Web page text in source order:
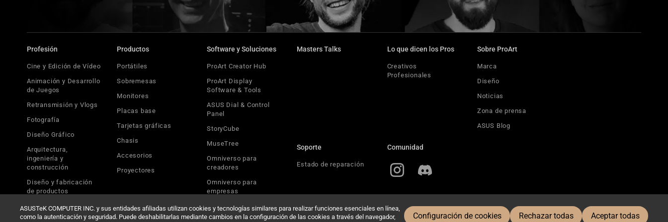
ASUSTeK COMPUTER INC. y sus entidades afiliadas utilizan cookies y tecnologías similares para realizar funciones esenciales en línea,
como la autenticación y seguridad. Puede deshabilitarlas mediante cambios en la configuración de las cookies a través del navegador,
Configuración de cookies Rechazar todas Aceptar todas
Profesión
Cine y Edición de Vídeo
Animación y Desarrollo
de Juegos
Retransmisión y Vlogs
Fotografía​
Diseño Gráfico
Arquitectura,
ingeniería y
construcción
Diseño y fabricación
de productos
Productos
Portátiles
Sobremesas
Monitores
Placas base
Tarjetas gráficas
Chasis
Accesorios
Proyectores
Software y Soluciones
ProArt Creator Hub
ProArt Display
Software & Tools
ASUS Dial & Control
Panel
StoryCube
MuseTree
Omniverso para
creadores
Omniverso para
empresas
Masters Talks Lo que dicen los Pros
Creativos
Profesionales
Sobre ProArt
Marca
Diseño
Noticias
Zona de prensa
ASUS Blog
Soporte
Estado de reparación
Comunidad